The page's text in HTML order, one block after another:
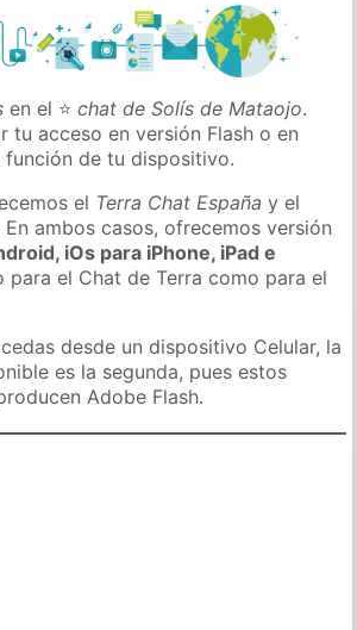
en el ⭐chat de Solís de Mataojo.
tu acceso en versión Flash o en
función de tu dispositivo.
el Terra Chat España y el
En ambos casos, ofrecemos versión
iOs para iPhone, iPad e
para el Chat de Terra como para el
desde un dispositivo Celular, la
es la segunda, pues estos
Adobe Flash.